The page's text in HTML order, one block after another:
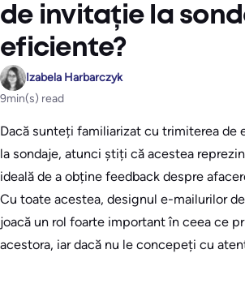
de invitație la
eficiente?
Izabela Harbarczyk
9min(s) read
Dacă sunteți familiarizat cu trimiterea de
la sondaje, atunci știți că acestea
ideală de a obține feedback despre
Cu toate acestea, designul e-mailurilor
joacă un rol foarte important în ceea ce
acestora, iar dacă nu le concepeți cu